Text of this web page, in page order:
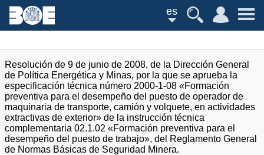
es
Resolución de 9 de junio de 2008, de la Dirección General
de Política Energética y Minas, por la que se aprueba la
especificación técnica número 2000-1-08 «Formación
preventiva para el desempeño del puesto de operador de
maquinaria de transporte, camión y volquete, en actividades
extractivas de exterior» de la instrucción técnica
complementaria 02.1.02 «Formación preventiva para el
desempeño del puesto de trabajo», del Reglamento General
de Normas Básicas de Seguridad Minera.